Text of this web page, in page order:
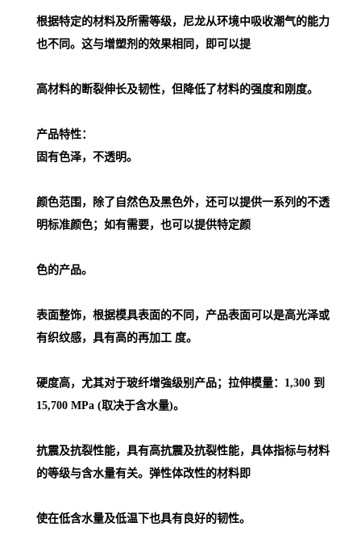
根据特定的材料及所需等级，尼龙从环境中吸收潮气的能力
也不同。这与增塑剂的效果相同，即可以提
高材料的断裂伸长及韧性，但降低了材料的强度和刚度。
产品特性：
固有色泽，不透明。
颜色范围，除了自然色及黑色外，还可以提供一系列的不透
明标准颜色；如有需要，也可以提供特定颜
色的产品。
表面整饰，根据模具表面的不同，产品表面可以是高光泽或
有织纹感，具有高的再加工 度。
硬度高，尤其对于玻纤增強级别产品；拉伸模量：1,300 到
15,700 MPa (取决于含水量)。
抗震及抗裂性能，具有高抗震及抗裂性能，具体指标与材料
的等级与含水量有关。弹性体改性的材料即
使在低含水量及低温下也具有良好的韧性。